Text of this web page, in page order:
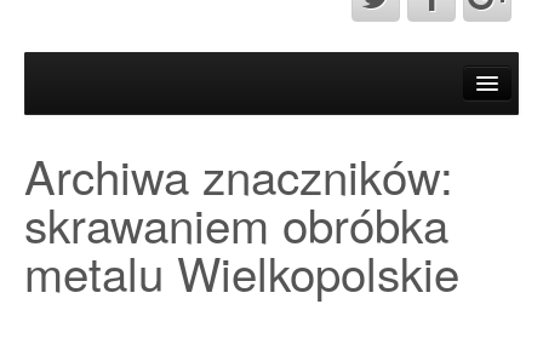
Przykładowa strona
Strona Główna
Archiwa znaczników:
skrawaniem obróbka
metalu Wielkopolskie